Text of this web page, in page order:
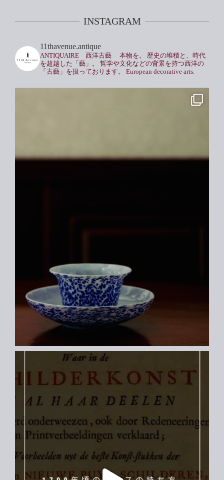
INSTAGRAM
11thavenue.antique
ANTIQUAIRE 西洋古藝 本物を。
歴史の堆積と、時代
を超越した「藝」。
哲学や文化などの背景を持つ西洋の
「古藝」を扱っております。
European decorative arts.